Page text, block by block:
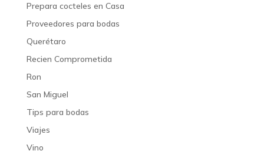
Prepara cocteles en Casa
Proveedores para bodas
Querétaro
Recien Comprometida
Ron
San Miguel
Tips para bodas
Viajes
Vino